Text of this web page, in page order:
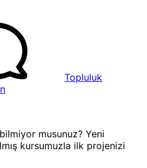
Topluluk
musunuz? Yeni
kursumuzla ilk projenizi